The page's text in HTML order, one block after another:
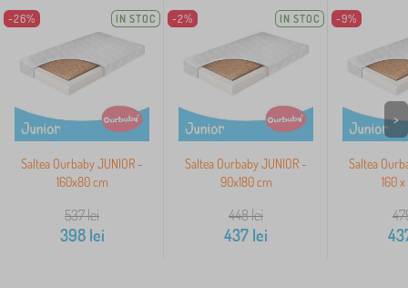
-26% IN STOC
Saltea Ourbaby JUNIOR -
160x80 cm
537lei
398lei
-2% IN STOC
Saltea Ourbaby JUNIOR -
90x180 cm
448lei
437 lei
-9%
Saltea
160
>